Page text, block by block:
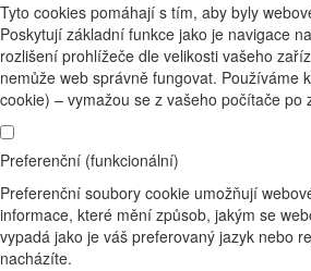
Tyto cookies pomáhají s tím, aby byly
Poskytují základní funkce jako je navigace
rozlišení prohlížeče dle velikosti vašeho
nemůže web správně fungovat. Používáme
cookie) – vymažou se z vašeho počítače po
Preferenční (funkcionální)
Preferenční soubory cookie umožňují
informace, které mění způsob, jakým se
vypadá jako je váš preferovaný jazyk nebo
nacházíte.